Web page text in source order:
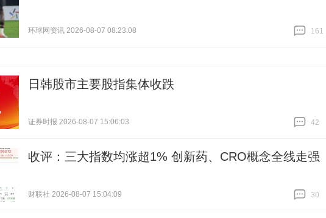
环球网资讯 2026-08-07 08:23:08
161
日韩股市主要股指集体收跌
证券时报 2026-08-07 15:06:03
42
收评：三大指数均涨超1% 创新药、CRO概念全线走强
财联社 2026-08-07 15:04:09
30